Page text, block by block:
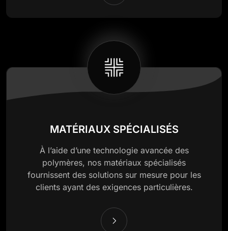
MATÉRIAUX SPÉCIALISÉS
À l’aide d’une technologie avancée des
polymères, nos matériaux spécialisés
fournissent des solutions sur mesure pour les
clients ayant des exigences particulières.